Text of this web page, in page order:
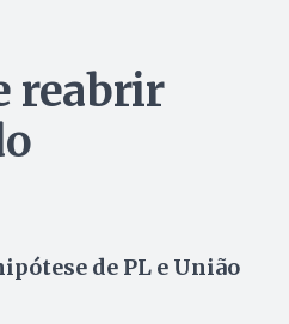
reabrir
de PL e União